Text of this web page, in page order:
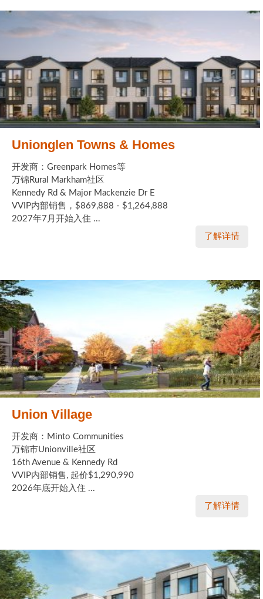
Unionglen Towns & Homes
开发商：Greenpark Homes等
万锦Rural Markham社区
Kennedy Rd & Major Mackenzie Dr E
VVIP内部销售，$869,888 - $1,264,888
2027年7月开始入住 ...
了解详情
Union Village
开发商：Minto Communities
万锦市Unionville社区
16th Avenue & Kennedy Rd
VVIP内部销售, 起价$1,290,990
2026年底开始入住 ...
了解详情